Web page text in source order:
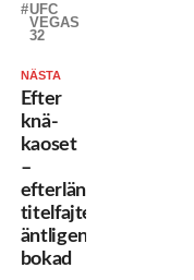
UFC
VEGAS
32
NÄSTA
Efter
knä-
kaoset
–
efterlängtade
titelfajten
äntligen
bokad